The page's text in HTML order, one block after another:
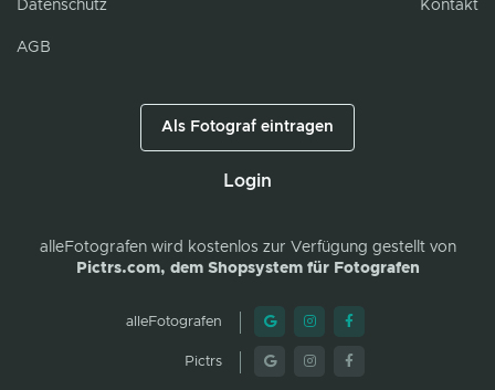
Datenschutz
AGB
Kontakt
Als Fotograf eintragen
Login
alleFotografenwird kostenlos zur Verfügung gestellt von
Pictrs.com, dem Shopsystem für Fotografen
alleFotografen
Pictrs